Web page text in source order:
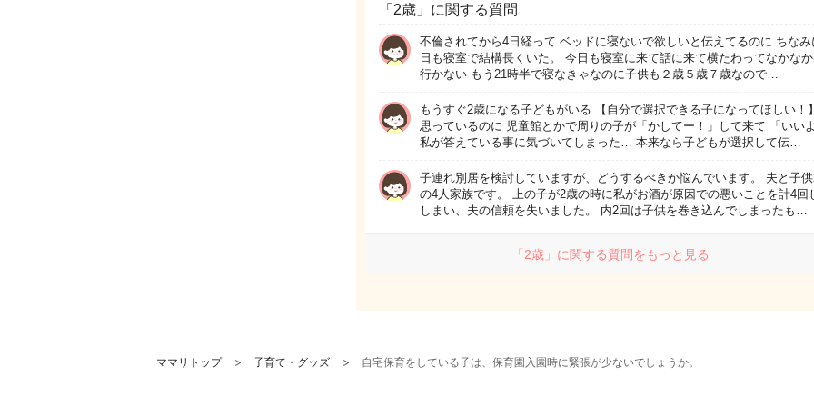
「2歳」に関する質問
不倫されてから4日経って ベッドに寝ないで欲しいと伝えてるのに ちなみ
日も寝室で結構長くいた。 今日も寝室に来て話に来て横たわってなかな
行かない もう21時半で寝なきゃなのに子供も２歳５歳７歳なので…
もうすぐ2歳になる子どもがいる 【自分で選択できる子になってほしい！
思っているのに 児童館とかで周りの子が「かしてー！」して来て 「いい
私が答えている事に気づいてしまった… 本来なら子どもが選択して伝…
子連れ別居を検討していますが、どうするべきか悩んでいます。 夫と子供
の4人家族です。 上の子が2歳の時に私がお酒が原因での悪いことを計4回
しまい、夫の信頼を失いました。 内2回は子供を巻き込んでしまったも…
「2歳」に関する質問をもっと見る
ママリトップ 子育て・グッズ 自宅保育をしている子は、保育園入園時に緊張が少ないでしょうか。